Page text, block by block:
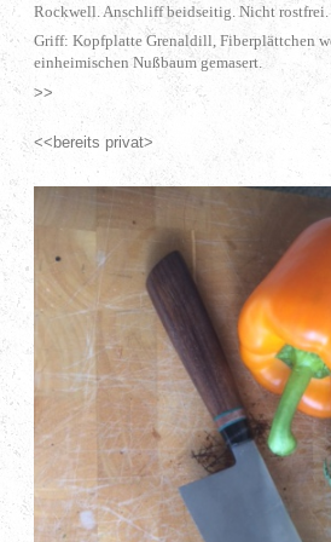
Rockwell. Anschliff beidseitig. Nicht rostfrei.
Griff: Kopfplatte Grenaldill, Fiberplättchen
einheimischen Nußbaum gemasert.
>>
<<bereits privat>